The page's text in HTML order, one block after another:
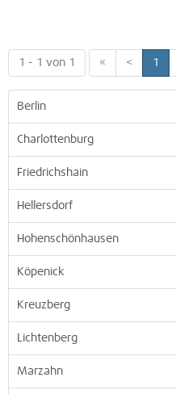
1 - 1 von 1 « < 1
Berlin
Charlottenburg
Friedrichshain
Hellersdorf
Hohenschönhausen
Köpenick
Kreuzberg
Lichtenberg
Marzahn